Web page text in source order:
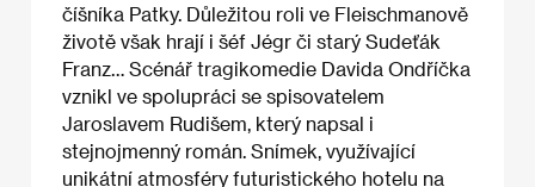
číšníka Patky. Důležitou roli ve Fleischmanově
životě však hrají i šéf Jégr či starý Sudeťák
Franz… Scénář tragikomedie Davida Ondříčka
vznikl ve spolupráci se spisovatelem
Jaroslavem Rudišem, který napsal i
stejnojmenný román. Snímek, využívající
unikátní atmosféry futuristického hotelu na